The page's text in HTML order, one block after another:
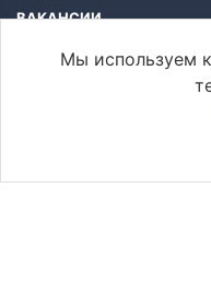
ВАКАНСИИ
Мы используем